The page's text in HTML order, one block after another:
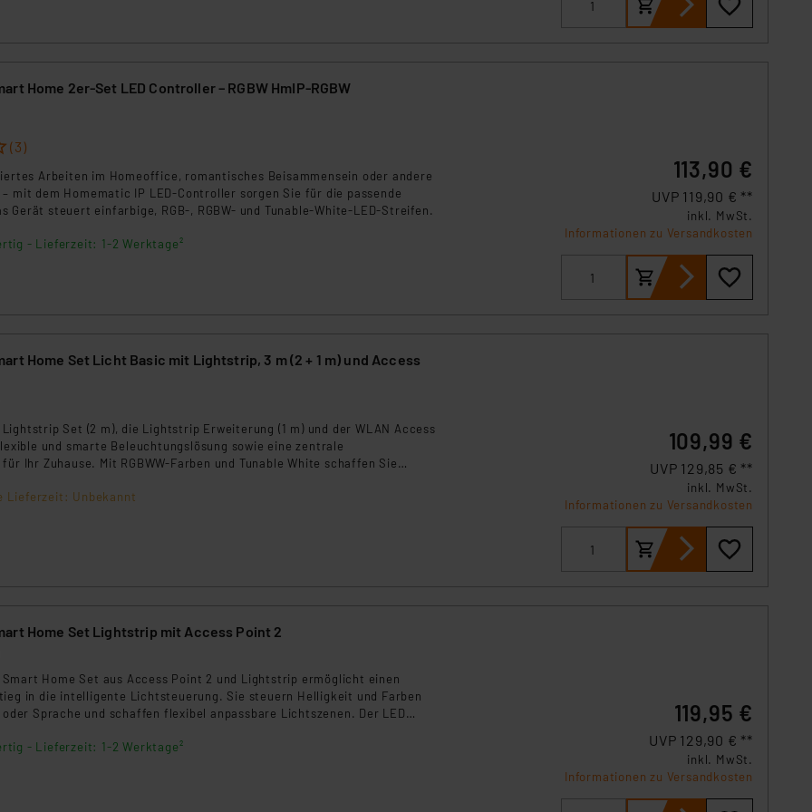
Beurteilung der mit der Datenübermittlung, insbesondere der Art der übermittelten
Home 2er-Set LED Controller – RGBW HmIP-RGBW
(3)
Arbeiten im Homeoffice, romantisches Beisammensein oder andere
mit dem Homematic IP LED-Controller sorgen Sie für die passende
Gerät steuert einfarbige, RGB-, RGBW- und Tunable-White-LED-Streifen.
- Lieferzeit: 1-2 Werktage²
113,90 €
UVP 119,90 € **
inkl. MwSt.
Informationen zu Versandkosten
Home Set Licht Basic mit Lightstrip, 3 m (2 + 1 m) und Access
Set (2 m), die Lightstrip Erweiterung (1 m) und der WLAN Access
und smarte Beleuchtungslösung sowie eine zentrale
Ihr Zuhause. Mit RGBWW-Farben und Tunable White schaffen Sie
WLAN Access Point ermöglicht die einfache Integration und Verwaltung
Lieferzeit: Unbekannt
109,99 €
UVP 129,85 € **
inkl. MwSt.
Informationen zu Versandkosten
Home Set Lightstrip mit Access Point 2
Smart Home Set aus Access Point 2 und Lightstrip ermöglicht einen
in die intelligente Lichtsteuerung. Sie steuern Helligkeit und Farben
Sprache und schaffen flexibel anpassbare Lichtszenen. Der LED
- Lieferzeit: 1-2 Werktage²
119,95 €
UVP 129,90 € **
inkl. MwSt.
Informationen zu Versandkosten